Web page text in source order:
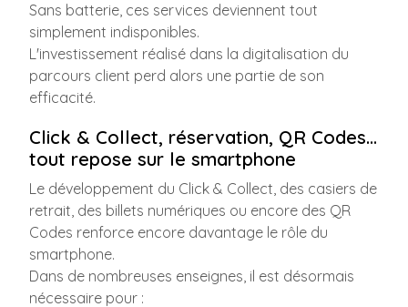
Sans batterie, ces services deviennent tout
simplement indisponibles.
L'investissement réalisé dans la digitalisation du
parcours client perd alors une partie de son
efficacité.
Click & Collect, réservation, QR Codes...
tout repose sur le smartphone
Le développement du Click & Collect, des casiers de
retrait, des billets numériques ou encore des QR
Codes renforce encore davantage le rôle du
smartphone.
Dans de nombreuses enseignes, il est désormais
nécessaire pour :